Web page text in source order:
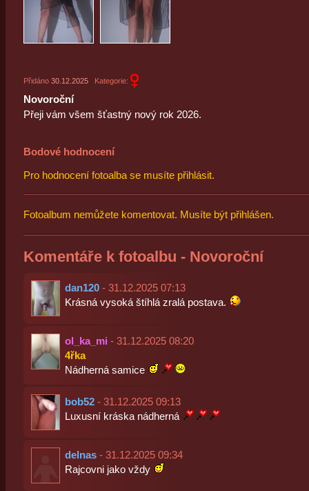
Přidáno 30.12.2025 Kategorie:
Novoroční
Přeji vám všem šťastný nový rok 2026.
Bodové hodnocení
Pro hodnocení fotoalba se musíte přihlásit.
Fotoalbum nemůžete komentovat. Musíte být přihlášen.
Komentáře k fotoalbu - Novoroční
dan120- 31.12.2025 07:13
Krásná vysoká štíhlá zralá postava.
ol_ka_mi - 31.12.2025 08:20
4řka
Nádherná samice
bob52- 31.12.2025 09:13
Luxusní kráska nádherná
delnas- 31.12.2025 09:34
Rajcovni jako vždy